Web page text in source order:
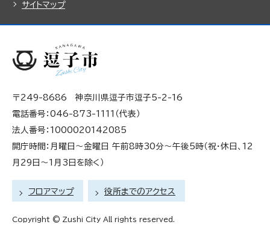
サイトマップ
〒249-8686 神奈川県逗子市逗子5-2-16
電話番号：046-873-1111（代表）
法人番号：1000020142085
開庁時間：月曜日～金曜日 午前8時30分～午後5時（祝・休日、12
月29日～1月3日を除く）
フロアマップ 役所までのアクセス
Copyright © Zushi City All rights reserved.